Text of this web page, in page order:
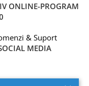
digital
de benzi
perfect
tale.
ONLINE-PROGRAM
& Suport
MEDIA